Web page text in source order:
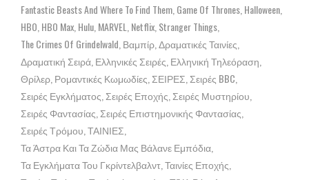
Fantastic Beasts And Where To Find Them Game Of Thrones Halloween
HBO HBO Max Hulu MARVEL Netflix Stranger Things
The Crimes Of Grindelwald Βαμπίρ Δραματικές Ταινίες
Δραματική Σειρά Ελληνικές Σειρές Ελληνική Τηλεόραση
Θρίλερ Ρομαντικές Κωμωδίες ΣΕΙΡΕΣ Σειρές BBC
Σειρές Εγκλήματος Σειρές Εποχής Σειρές Μυστηρίου
Σειρές Φαντασίας Σειρές Επιστημονικής Φαντασίας
Σειρές Τρόμου ΤΑΙΝΙΕΣ
Τα Άστρα Και Τα Ζώδια Μας Βάλανε Εμπόδια
Τα Εγκλήματα Του Γκρίντελβαλντ Ταινίες Εποχής